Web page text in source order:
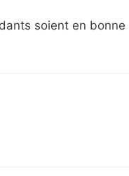
soient en bonne